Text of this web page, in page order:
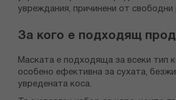
увреждания, причинени от свободни
За кого е подходящ
Маската е подходяща за всеки тип
особено ефективна за сухата,
увредената коса.